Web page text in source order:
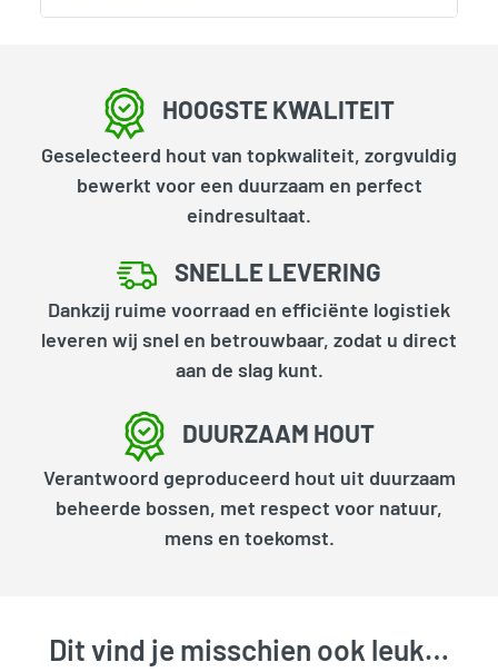
HOOGSTE KWALITEIT
Geselecteerd hout van topkwaliteit, zorgvuldig
bewerkt voor een duurzaam en perfect
eindresultaat.
SNELLE LEVERING
Dankzij ruime voorraad en efficiënte logistiek
leveren wij snel en betrouwbaar, zodat u direct
aan de slag kunt.
DUURZAAM HOUT
Verantwoord geproduceerd hout uit duurzaam
beheerde bossen, met respect voor natuur,
mens en toekomst.
Dit vind je misschien ook leuk…